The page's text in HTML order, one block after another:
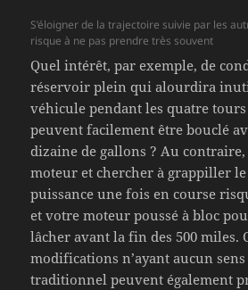
S’éloigner de la trajectoire suivie par les
risque à ne pas prendre très souvent
Quel intérêt, par exemple, de
réservoir plein qui alourdira
véhicule pendant les quatre
peuvent facilement être bouclé
dizaine de gallons ? Au
moteur et chercher à grappiller
puissance une fois en course
et votre moteur poussé à bloc
lâcher avant la fin des 500 miles.
modifications n’ayant aucun
traditionnel peuvent également